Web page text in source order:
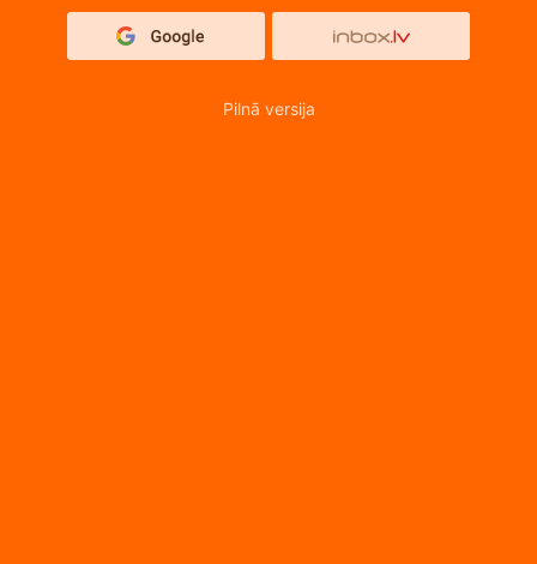
Pilnā versija